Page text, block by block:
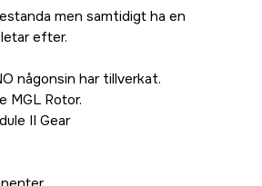
men samtidigt ha en
efter.
någonsin har tillverkat.
MGL Rotor.
II Gear